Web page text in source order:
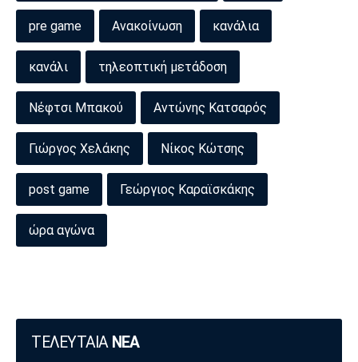
pre game Ανακοίνωση κανάλια
κανάλι τηλεοπτική μετάδοση
Νέφτσι Μπακού Αντώνης Κατσαρός
Γιώργος Χελάκης Νίκος Κώτσης
post game Γεώργιος Καραϊσκάκης
ώρα αγώνα
ΤΕΛΕΥΤΑΙΑ ΝΕΑ